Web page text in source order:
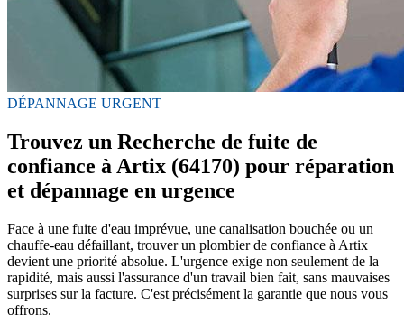
DÉPANNAGE URGENT
Trouvez un Recherche de fuite de
confiance à Artix (64170) pour réparation
et dépannage en urgence
Face à une fuite d'eau imprévue, une canalisation bouchée ou un
chauffe-eau défaillant, trouver un plombier de confiance à Artix
devient une priorité absolue. L'urgence exige non seulement de la
rapidité, mais aussi l'assurance d'un travail bien fait, sans mauvaises
surprises sur la facture. C'est précisément la garantie que nous vous
offrons.